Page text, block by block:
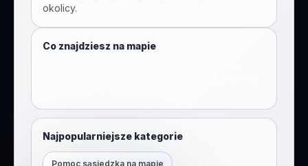
okolicy.
Co znajdziesz na mapie
Najpopularniejsze kategorie
Pomoc sąsiedzka na mapie